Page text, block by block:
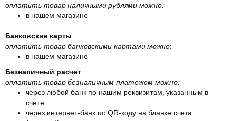
оплатить товар наличными рублями можно:
в нашем магазине
Банковские карты
оплатить товар банковскими картами можно:
в нашем магазине
Безналичный расчет
оплатить товар безналичным платежом можно:
через любой банк по нашим реквизитам, указанным в
счете.
через интернет-банк по QR-коду на бланке счета